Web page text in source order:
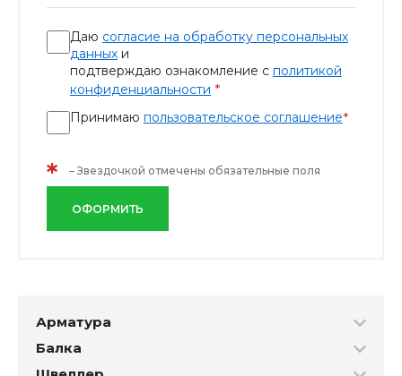
Арматура
Балка
Даю согласие на обработку персональных
данных и
подтверждаю ознакомление с политикой
конфиденциальности *
Принимаю пользовательское соглашение*
* – Звездочкой отмечены обязательные поля
ОФОРМИТЬ